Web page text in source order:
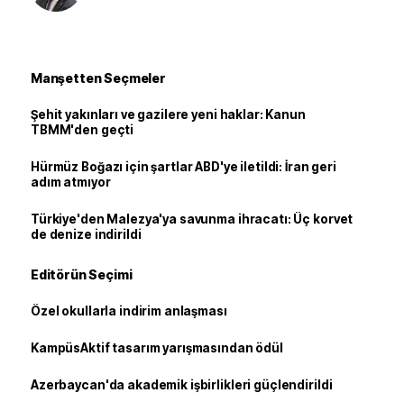
Manşetten Seçmeler
Şehit yakınları ve gazilere yeni haklar: Kanun
TBMM'den geçti
Hürmüz Boğazı için şartlar ABD'ye iletildi: İran geri
adım atmıyor
Türkiye'den Malezya'ya savunma ihracatı: Üç korvet
de denize indirildi
Editörün Seçimi
Özel okullarla indirim anlaşması
KampüsAktif tasarım yarışmasından ödül
Azerbaycan'da akademik işbirlikleri güçlendirildi